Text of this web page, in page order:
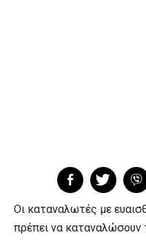
Οι καταναλωτές με
πρέπει να καταναλώσουν